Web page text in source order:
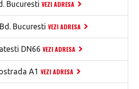
Bucuresti VEZI ADRESA
Bucuresti VEZI ADRESA
DN66 VEZI ADRESA
A1 VEZI ADRESA